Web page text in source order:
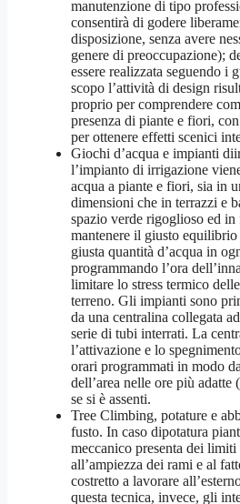
manutenzione di tipo
consentirà di godere
disposizione, senza avere
genere di preoccupazione);
essere realizzata seguendo i
scopo l’attività di design
proprio per comprendere
presenza di piante e fiori,
per ottenere effetti scenici
Giochi d’acqua e impianti
l’impianto di irrigazione
acqua a piante e fiori, sia in
dimensioni che in terrazzi e
spazio verde rigoglioso ed in
mantenere il giusto
giusta quantità d’acqua in
programmando l’ora
limitare lo stress termico
terreno. Gli impianti sono
da una centralina collegata
serie di tubi interrati. La
l’attivazione e lo
orari programmati in modo
dell’area nelle ore più adatte
se si è assenti.
Tree Climbing, potature e
fusto. In caso dipotatura
meccanico presenta dei
all’ampiezza dei rami e al
costretto a lavorare
questa tecnica, invece, gli